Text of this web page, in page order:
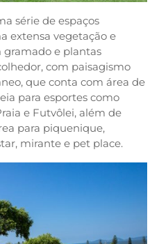
série de espaços
extensa vegetação e
gramado e plantas
com paisagismo
que conta com área de
para esportes como
e Futvôlei, além de
para piquenique,
mirante e pet place.